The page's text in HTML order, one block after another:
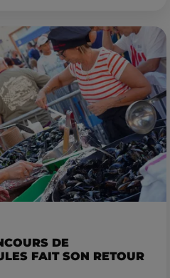
DE
FAIT SON RETOUR